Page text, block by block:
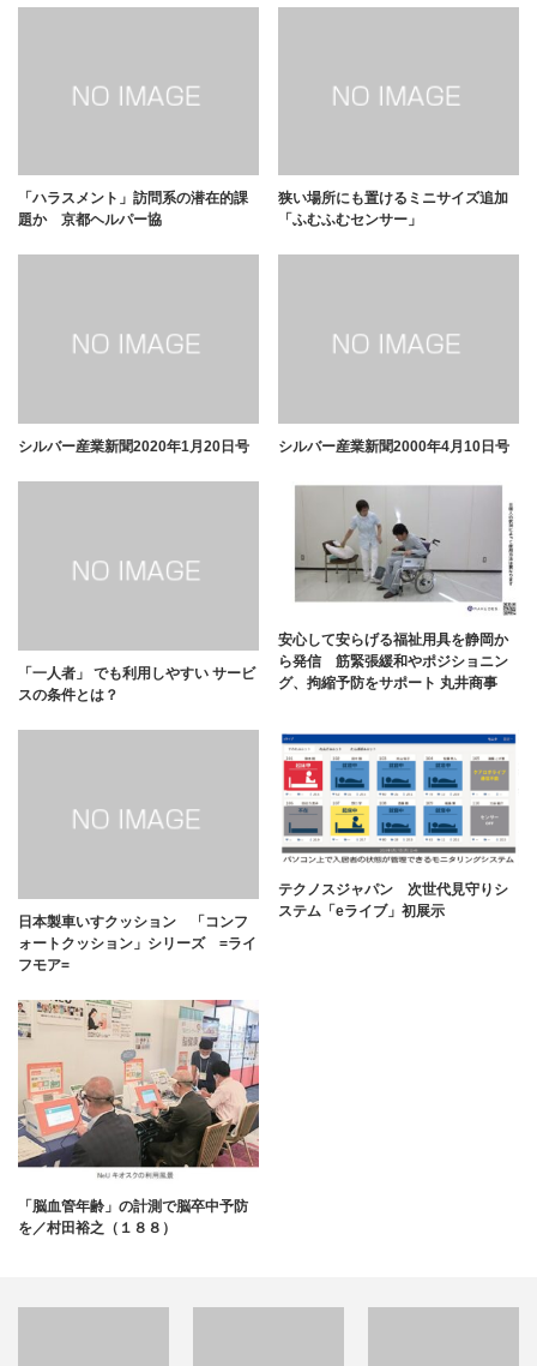
「ハラスメント」訪問系の潜在的課
題か 京都ヘルパー協
狭い場所にも置けるミニサイズ追加
「ふむふむセンサー」
シルバー産業新聞2020年1月20日号 シルバー産業新聞2000年4月10日号
「一人者」 でも利用しやすい サービ
スの条件とは？
安心して安らげる福祉用具を静岡か
ら発信 筋緊張緩和やポジショニン
グ、拘縮予防をサポート 丸井商事
日本製車いすクッション 「コンフ
ォートクッション」シリーズ =ライ
フモア=
テクノスジャパン 次世代見守りシ
ステム「eライブ」初展示
「脳血管年齢」の計測で脳卒中予防
を／村田裕之（１８８）